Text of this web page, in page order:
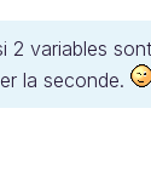
variables
la seconde.